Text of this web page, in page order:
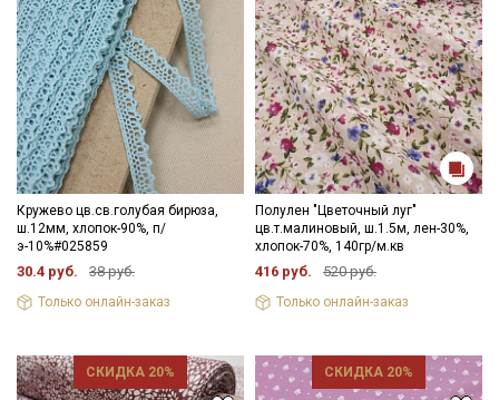
Кружево цв.св.голубая бирюза,
ш.12мм, хлопок-90%, п/
э-10%#025859
30.4 руб. 38 руб.
Только онлайн-заказ
Полулен "Цветочный луг"
цв.т.малиновый, ш.1.5м, лен-30%,
хлопок-70%, 140гр/м.кв
416 руб. 520 руб.
Только онлайн-заказ
СКИДКА 20% СКИДКА 20%